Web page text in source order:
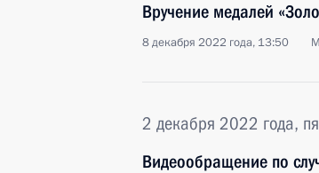
Вручение медалей
8 декабря 2022 года, 13:50
2 декабря 2022 года,
Видеообращение по